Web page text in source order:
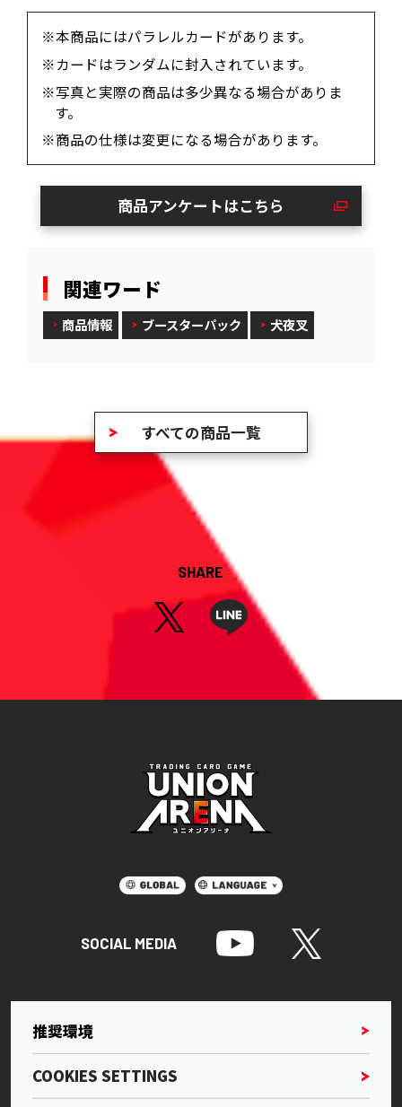
※本商品にはパラレルカードがあります。
※カードはランダムに封入されています。
※写真と実際の商品は多少異なる場合がありま
す。
※商品の仕様は変更になる場合があります。
商品アンケートはこちら
関連ワード
商品情報 ブースターパック 犬夜叉
すべての商品一覧
SHARE
SOCIAL MEDIA
推奨環境
COOKIES SETTINGS